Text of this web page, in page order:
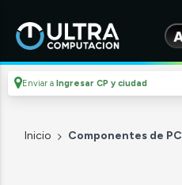
Enviar a Ingresar CP y ciudad
Inicio Componentes de PC